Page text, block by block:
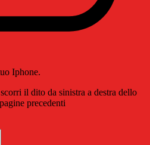
Iphone.
il dito da sinistra a destra dello
precedenti